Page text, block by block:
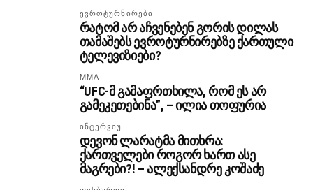
ᲔᲕᲠᲝᲢᲣᲠᲜᲘᲠᲔᲑᲘ
რატომ არ აჩვენებენ გორის დილას
თამაშებს ევროტურნირებზე ქართული
ტელევიზიები?
MMA
“UFC-მ გამაფრთხილა, რომ ეს არ
გამეკეთებინა”, – ილია თოფურია
ᲘᲜᲢᲔᲠᲕᲘᲣ
დევონ ლარატმა მითხრა:
ქართველები როგორ ხართ ასე
მაგრები?! – ალექსანდრე კოშაძე